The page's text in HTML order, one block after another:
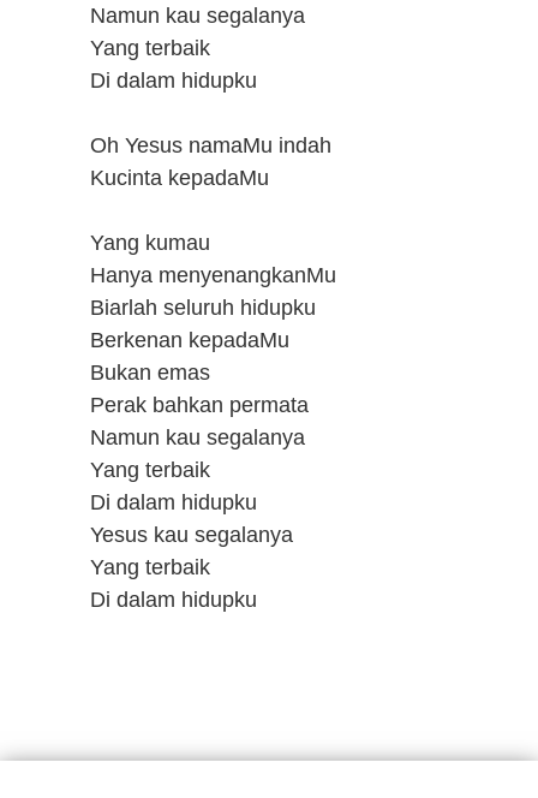
Namun kau segalanya
Yang terbaik
Di dalam hidupku
Oh Yesus namaMu indah
Kucinta kepadaMu
Yang kumau
Hanya menyenangkanMu
Biarlah seluruh hidupku
Berkenan kepadaMu
Bukan emas
Perak bahkan permata
Namun kau segalanya
Yang terbaik
Di dalam hidupku
Yesus kau segalanya
Yang terbaik
Di dalam hidupku